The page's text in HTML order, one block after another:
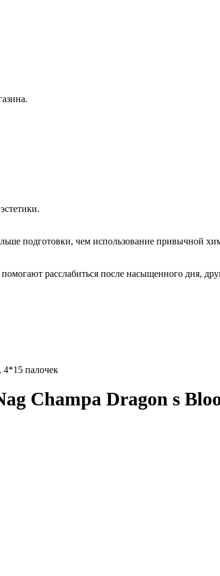
подготовки, чем использование привычной
расслабиться после насыщенного дня,
4*15 палочек
Champa Dragon s